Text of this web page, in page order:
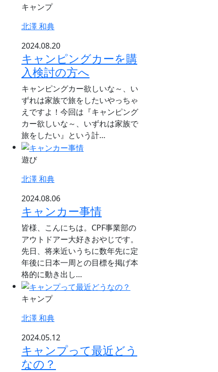
キャンプ
北澤 和典
2024.08.20
キャンピングカーを購
入検討の方へ
キャンピングカー欲しいな～、い
ずれは家族で旅をしたいやっちゃ
えですよ！今回は『キャンピング
カー欲しいな～、いずれは家族で
旅をしたい』という計…
遊び
北澤 和典
2024.08.06
キャンカー事情
皆様、こんにちは。CPF事業部の
アウトドアー大好きおやじです。
先日、将来近いうちに数年先に定
年後に日本一周との目標を掲げ本
格的に動き出し…
キャンプ
北澤 和典
2024.05.12
キャンプって最近どう
なの？